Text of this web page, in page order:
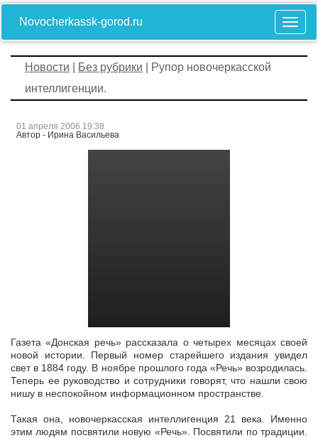
Novocherkassk-gorod.ru
Новости Без рубрики | Рупор новочеркасской
интеллигенции.
01 апреля 2006 19:38
Автор - Ирина Васильева
Газета «Донская речь» рассказала о четырех месяцах своей
новой истории. Первый номер старейшего издания увидел
свет в 1884 году. В ноябре прошлого года «Речь» возродилась.
Теперь ее руководство и сотрудники говорят, что нашли свою
нишу в неспокойном информационном пространстве.
Такая она, новочеркасская интеллигенция 21 века. Именно
этим людям посвятили новую «Речь». Посвятили по традиции.